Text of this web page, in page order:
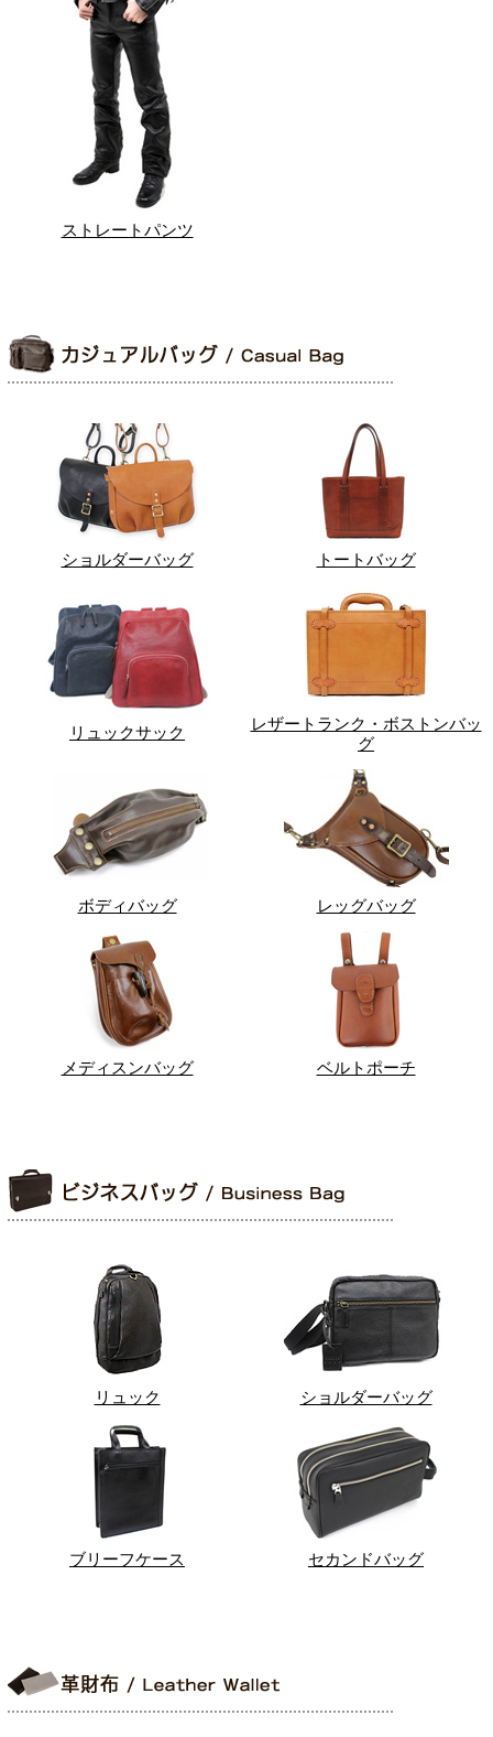
ストレートパンツ
ショルダーバッグ トートバッグ
リュックサック
レザートランク・ボストンバッ
グ
ボディバッグ レッグバッグ
メディスンバッグ ベルトポーチ
リュック ショルダーバッグ
ブリーフケース セカンドバッグ